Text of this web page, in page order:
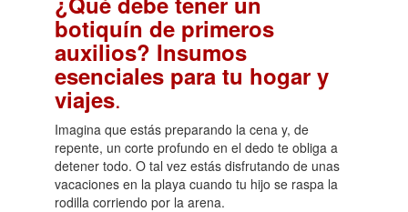
botiquín de primeros
auxilios? Insumos
esenciales para tu hogar y
viajes.
Imagina que estás preparando la cena y, de
repente, un corte profundo en el dedo te obliga a
detener todo. O tal vez estás disfrutando de unas
vacaciones en la playa cuando tu hijo se raspa la
rodilla corriendo por la arena.